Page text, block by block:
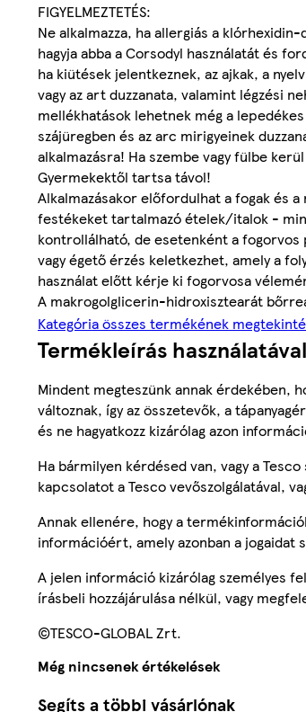
FIGYELMEZTETÉS:
Ne alkalmazza, ha allergiás a
hagyja abba a Corsodyl használatát és
ha kiütések jelentkeznek, az ajkak, a
vagy az art duzzanata, valamint légzési
mellékhatások lehetnek még a
szájüregben és az arc mirigyeinek
alkalmazásra! Ha szembe vagy fülbe
Gyermekektől tartsa távol!
Alkalmazásakor előfordulhat a fogak és
festékeket tartalmazó ételek/italok -
kontrollálható, de esetenként a
vagy égető érzés keletkezhet, amely a
használat előtt kérje ki fogorvosa
A makrogolglicerin-hidroxisztearát
Kategória összes termékének
Termékleírás használatával
Mindent megteszünk annak érdekében,
változnak, így az összetevők, a
és ne hagyatkozz kizárólag azon
Ha bármilyen kérdésed van, vagy a
kapcsolatot a Tesco vevőszolgálatával,
Annak ellenére, hogy a
információért, amely azonban a jogaidat
A jelen információ kizárólag személyes
írásbeli hozzájárulása nélkül, vagy
©TESCO-GLOBAL Zrt.
Még nincsenek értékelések
Segíts a többi vásárlónak